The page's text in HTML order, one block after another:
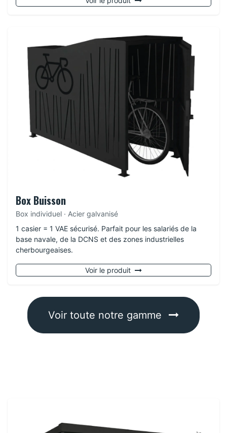
Box Buisson
Box individuel · Acier galvanisé
1 casier = 1 VAE sécurisé. Parfait pour les salariés de la
base navale, de la DCNS et des zones industrielles
cherbourgeaises.
Voir le produit
Voir toute notre gamme